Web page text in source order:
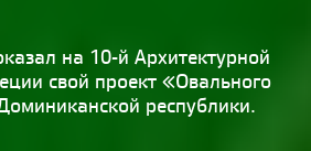
на 10-й Архитектурной
свой проект «Овального
республики.